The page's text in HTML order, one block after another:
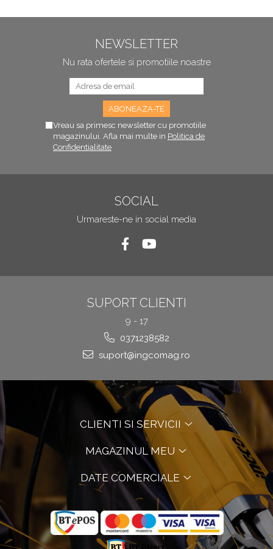
NEWSLETTER
Nu rata ofertele si promotiile noastre
Vreau sa primesc newsletter cu promotiile
magazinului. Afla mai multe in Politica de
Confidentialitate
SOCIAL
Urmareste-ne in social media
SUPORT CLIENTI
9 - 17
0371238582
suport@ingcomag.ro
CLIENTI SI SERVICII
MAGAZINUL MEU
DATE COMERCIALE